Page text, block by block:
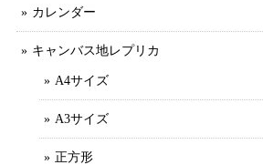
カレンダー
キャンバス地レプリカ
A4サイズ
A3サイズ
正方形